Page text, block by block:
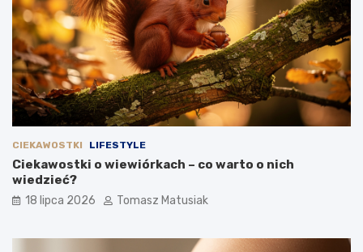
CIEKAWOSTKI LIFESTYLE
Ciekawostki o wiewiórkach – co warto o nich
wiedzieć?
18 lipca 2026 Tomasz Matusiak